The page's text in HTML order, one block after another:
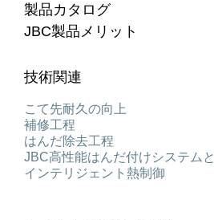
製品カタログ
JBC製品メリット
技術関連
こて先耐久の向上
補修工程
はんだ除去工程
JBC高性能はんだ付けシステムと
インテリジェント熱制御